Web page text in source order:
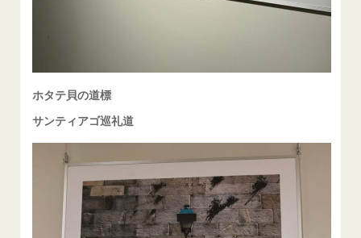
ホタテ貝の道標
サンティアゴ巡礼道